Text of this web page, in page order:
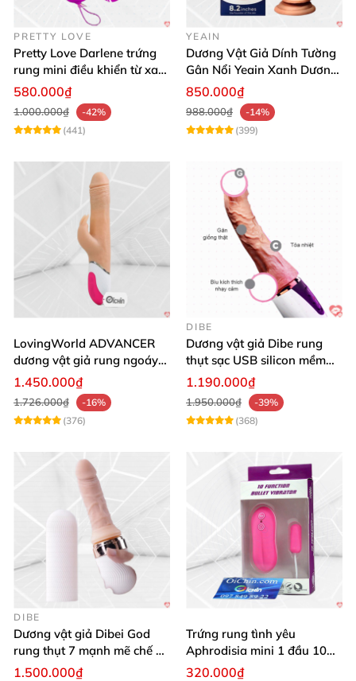
PRETTY LOVE
Pretty Love Darlene trứng
rung mini điều khiển từ xa
12 chế độ rung mạnh
580.000₫
1.000.000₫
-42%
(441)
YEAIN
Dương Vật Giả Dính Tường
Gân Nổi Yeain Xanh Dương
8.2 Siêu Thật
850.000₫
988.000₫
-14%
(399)
LovingWorld ADVANCER
dương vật giả rung ngoáy
thụt 7 chế độ
1.450.000₫
1.726.000₫
-16%
(376)
DIBE
Dương vật giả Dibe rung
thụt sạc USB silicon mềm
mại thật
1.190.000₫
1.950.000₫
-39%
(368)
DIBE
Dương vật giả Dibei God
rung thụt 7 mạnh mẽ chế độ
tỏa nhiệt
1.500.000₫
Trứng rung tình yêu
Aphrodisia mini 1 đầu 10
chế độ rung đa năng
320.000₫